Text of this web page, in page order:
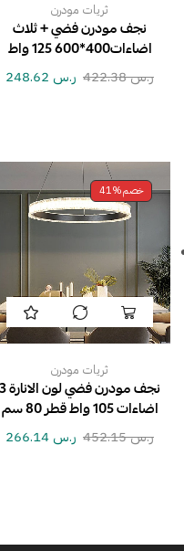
ثريات مودرن
نجف مودرن فضي + ثلاث
اضاءات400*600 125 واط
ر.س422.38 ر.س
خصم41%
ثريات مودرن
نجف مودرن فضي لون الانارة 3
اضاءات 105 واط قطر 80 سم
ر.س452.15 ر.س